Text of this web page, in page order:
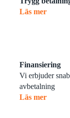
Läs mer
Finansiering
Vi erbjuder
avbetalning
Läs mer